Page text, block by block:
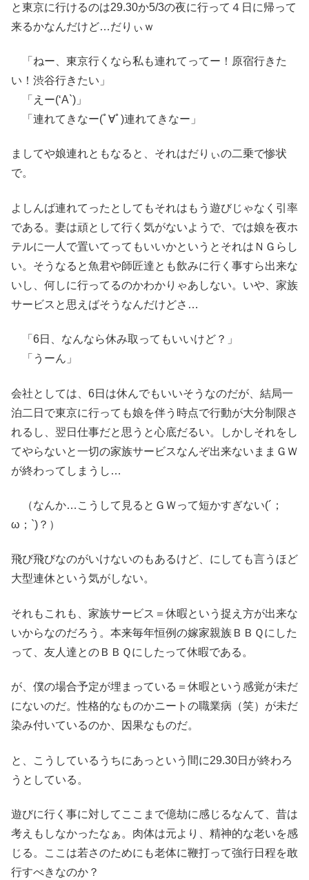
と東京に行けるのは29.30か5/3の夜に行って４日に帰って
来るかなんだけど…だりぃｗ
「ねー、東京行くなら私も連れてってー！原宿行きた
い！渋谷行きたい」
「えー(‘A`)」
「連れてきなー(ﾟ∀ﾟ)連れてきなー」
ましてや娘連れともなると、それはだりぃの二乗で惨状
で。
よしんば連れてったとしてもそれはもう遊びじゃなく引率
である。妻は頑として行く気がないようで、では娘を夜ホ
テルに一人で置いてってもいいかというとそれはＮＧらし
い。そうなると魚君や師匠達とも飲みに行く事すら出来な
いし、何しに行ってるのかわかりゃあしない。いや、家族
サービスと思えばそうなんだけどさ…
「6日、なんなら休み取ってもいいけど？」
「うーん」
会社としては、6日は休んでもいいそうなのだが、結局一
泊二日で東京に行っても娘を伴う時点で行動が大分制限さ
れるし、翌日仕事だと思うと心底だるい。しかしそれをし
てやらないと一切の家族サービスなんぞ出来ないままＧＷ
が終わってしまうし…
（なんか…こうして見るとＧＷって短かすぎない(´；
ω；`)？）
飛び飛びなのがいけないのもあるけど、にしても言うほど
大型連休という気がしない。
それもこれも、家族サービス＝休暇という捉え方が出来な
いからなのだろう。本来毎年恒例の嫁家親族ＢＢＱにした
って、友人達とのＢＢＱにしたって休暇である。
が、僕の場合予定が埋まっている＝休暇という感覚が未だ
にないのだ。性格的なものかニートの職業病（笑）が未だ
染み付いているのか、因果なものだ。
と、こうしているうちにあっという間に29.30日が終わろ
うとしている。
遊びに行く事に対してここまで億劫に感じるなんて、昔は
考えもしなかったなぁ。肉体は元より、精神的な老いを感
じる。ここは若さのためにも老体に鞭打って強行日程を敢
行すべきなのか？